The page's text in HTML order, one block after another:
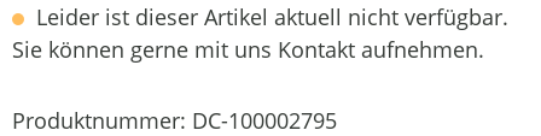
Leider ist dieser Artikel aktuell nicht verfügbar.
Sie können gerne mit uns Kontakt aufnehmen.
Produktnummer: DC-100002795